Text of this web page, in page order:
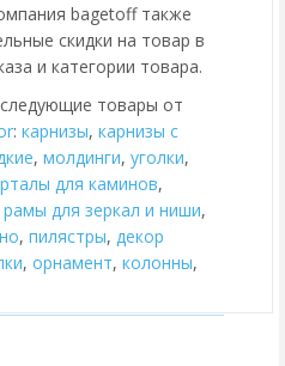
bagetoff также
скидки на товар в
и категории товара.
товары от
: карнизы, карнизы с
, молдинги, уголки,
для каминов,
рамы для зеркал и ниши,
, пилястры, декор
, орнамент, колонны,